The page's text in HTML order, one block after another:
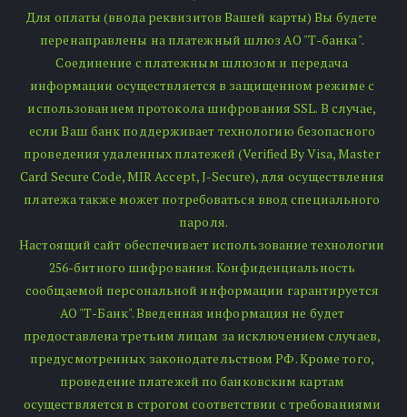
Для оплаты (ввода реквизитов Вашей карты) Вы будете
перенаправлены на платежный шлюз АО "Т-банка".
Соединение с платежным шлюзом и передача
информации осуществляется в защищенном режиме с
использованием протокола шифрования SSL. В случае,
если Ваш банк поддерживает технологию безопасного
проведения удаленных платежей (Verified By Visa, Master
Card Secure Code, MIR Accept, J-Secure), для осуществления
платежа также может потребоваться ввод специального
пароля.
Настоящий сайт обеспечивает использование технологии
256-битного шифрования. Конфиденциальность
сообщаемой персональной информации гарантируется
АО "Т-Банк". Введенная информация не будет
предоставлена третьим лицам за исключением случаев,
предусмотренных законодательством РФ. Кроме того,
проведение платежей по банковским картам
осуществляется в строгом соответствии с требованиями